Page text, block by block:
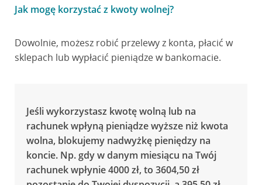
Jak mogę korzystać z kwoty wolnej?
Dowolnie, możesz robić przelewy z konta, płacić w
sklepach lub wypłacić pieniądze w bankomacie.
Jeśli wykorzystasz kwotę wolną lub na
rachunek wpłyną pieniądze wyższe niż kwota
wolna, blokujemy nadwyżkę pieniędzy na
koncie. Np. gdy w danym miesiącu na Twój
rachunek wpłynie 4000 zł, to 3604,50 zł